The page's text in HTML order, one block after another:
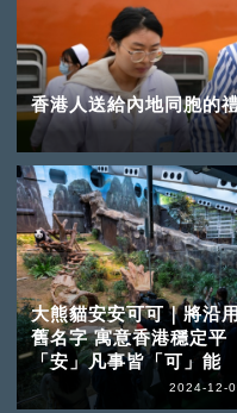
香港人送給內地同胞的
大熊貓安安可可｜將沿
舊名字 寓意香港穩定平
「安」凡事皆「可」能
2024-12-